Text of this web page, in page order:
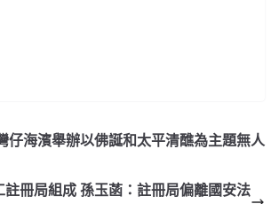
仔海濱舉辦以佛誕和太平清醮為主題無人
冊局組成 孫玉菡：註冊局偏離國安法